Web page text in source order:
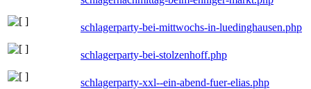
schlagerparty-bei-mittwochs-in-luedinghausen.php
schlagerparty-bei-stolzenhoff.php
schlagerparty-xxl--ein-abend-fuer-elias.php